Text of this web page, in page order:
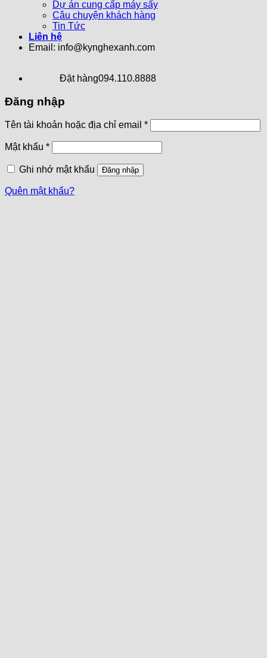
Dự án cung cấp máy sấy
Câu chuyện khách hàng
Tin Tức
Liên hệ
Email: info@kynghexanh.com
Đặt hàng094.110.8888
Đăng nhập
Tên tài khoản hoặc địa chỉ email *
Mật khẩu *
Ghi nhớ mật khẩu Đăng nhập
Quên mật khẩu?